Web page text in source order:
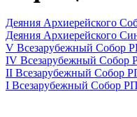
Деяния Архиерейского
Деяния Архиерейского
V Всезарубежный Собор
IV Всезарубежный Собор
II Всезарубежный Собор
I Всезарубежный Собор